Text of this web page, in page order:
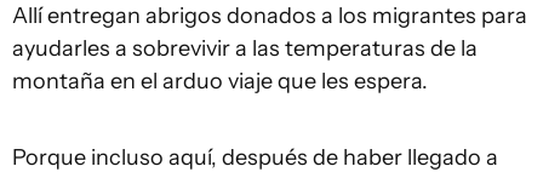
Allí entregan abrigos donados a los migrantes para
ayudarles a sobrevivir a las temperaturas de la
montaña en el arduo viaje que les espera.
Porque incluso aquí, después de haber llegado a